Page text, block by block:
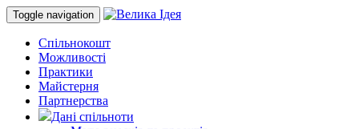
Toggle navigation
Спільнокошт
Можливості
Практики
Майстерня
Партнерства
Дані спільноти